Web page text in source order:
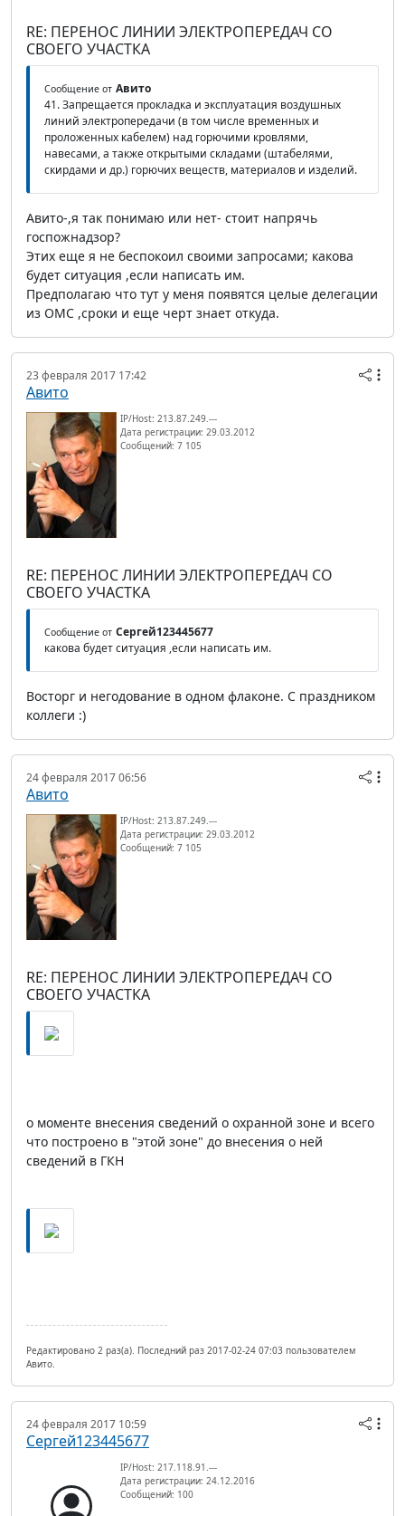
RE: ПЕРЕНОС ЛИНИИ ЭЛЕКТРОПЕРЕДАЧ СО
СВОЕГО УЧАСТКА
Сообщение от Авито
41. Запрещается прокладка и эксплуатация воздушных
линий электропередачи (в том числе временных и
проложенных кабелем) над горючими кровлями,
навесами, а также открытыми складами (штабелями,
скирдами и др.) горючих веществ, материалов и изделий.
Авито-,я так понимаю или нет- стоит напрячь
госпожнадзор?
Этих еще я не беспокоил своими запросами; какова
будет ситуация ,если написать им.
Предполагаю что тут у меня появятся целые делегации
из ОМС ,сроки и еще черт знает откуда.
23 февраля 2017 17:42
Авито
IP/Host: 213.87.249.---
Дата регистрации: 29.03.2012
Сообщений: 7 105
RE: ПЕРЕНОС ЛИНИИ ЭЛЕКТРОПЕРЕДАЧ СО
СВОЕГО УЧАСТКА
Сообщение от Сергей123445677
какова будет ситуация ,если написать им.
Восторг и негодование в одном флаконе. С праздником
коллеги :)
24 февраля 2017 06:56
Авито
IP/Host: 213.87.249.---
Дата регистрации: 29.03.2012
Сообщений: 7 105
RE: ПЕРЕНОС ЛИНИИ ЭЛЕКТРОПЕРЕДАЧ СО
СВОЕГО УЧАСТКА
о моменте внесения сведений о охранной зоне и всего
что построено в "этой зоне" до внесения о ней
сведений в ГКН
Редактировано 2 раз(а). Последний раз 2017-02-24 07:03 пользователем
Авито.
24 февраля 2017 10:59
Сергей123445677
IP/Host: 217.118.91.---
Дата регистрации: 24.12.2016
Сообщений: 100